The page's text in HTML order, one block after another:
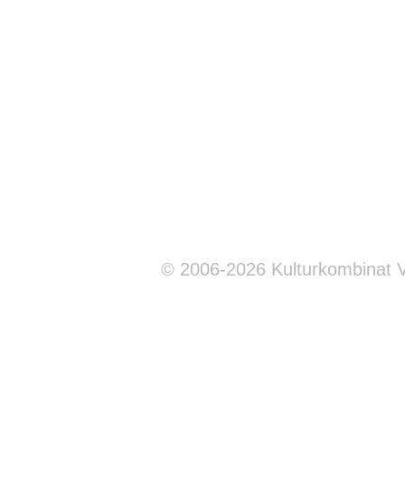
© 2006-2026